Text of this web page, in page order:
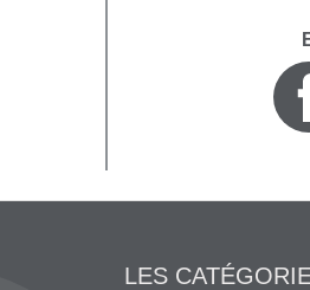
LES